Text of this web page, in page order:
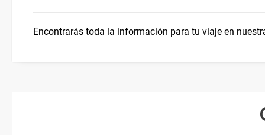
Encontrarás toda la información para tu viaje en